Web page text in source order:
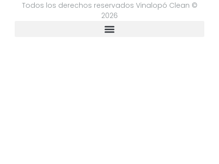
Todos los derechos reservados Vinalopó Clean ©
2026